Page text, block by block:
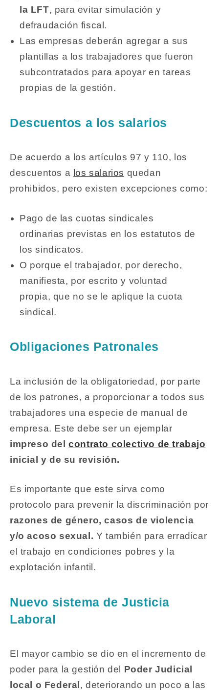
la LFT, para evitar simulación y
defraudación fiscal.
Las empresas deberán agregar a sus
plantillas a los trabajadores que fueron
subcontratados para apoyar en tareas
propias de la gestión.
Descuentos a los salarios
De acuerdo a los artículos 97 y 110, los
descuentos a los salarios quedan
prohibidos, pero existen excepciones como:
Pago de las cuotas sindicales
ordinarias previstas en los estatutos de
los sindicatos.
O porque el trabajador, por derecho,
manifiesta, por escrito y voluntad
propia, que no se le aplique la cuota
sindical.
Obligaciones Patronales
La inclusión de la obligatoriedad, por parte
de los patrones, a proporcionar a todos sus
trabajadores una especie de manual de
empresa. Este debe ser un ejemplar
impreso delcontrato colectivo de trabajo
inicial y de su revisión.
Es importante que este sirva como
protocolo para prevenir la discriminación por
razones de género, casos de violencia
y/o acoso sexual. Y también para erradicar
el trabajo en condiciones pobres y la
explotación infantil.
Nuevo sistema de Justicia
Laboral
El mayor cambio se dio en el incremento de
poder para la gestión del Poder Judicial
local o Federal , deteriorando un poco a las